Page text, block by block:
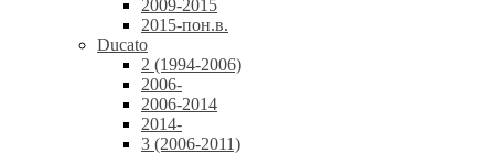
2009-2015
2015-пон.в.
Ducato
2 (1994-2006)
2006-
2006-2014
2014-
3 (2006-2011)